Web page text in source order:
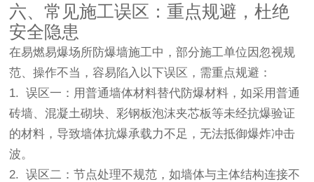
六、常见施工误区：重点规避，杜绝
安全隐患
在易燃易爆场所防爆墙施工中，部分施工单位因忽视规
范、操作不当，容易陷入以下误区，需重点规避：
1. 误区一：用普通墙体材料替代防爆材料，如采用普通
砖墙、混凝土砌块、彩钢板泡沫夹芯板等未经抗爆验证
的材料，导致墙体抗爆承载力不足，无法抵御爆炸冲击
波。
2. 误区二：节点处理不规范，如墙体与主体结构连接不